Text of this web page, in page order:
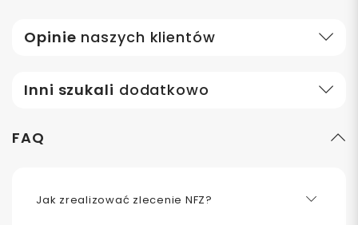
Opinie naszych klientów
Inni szukali dodatkowo
FAQ
Jak zrealizować zlecenie NFZ?